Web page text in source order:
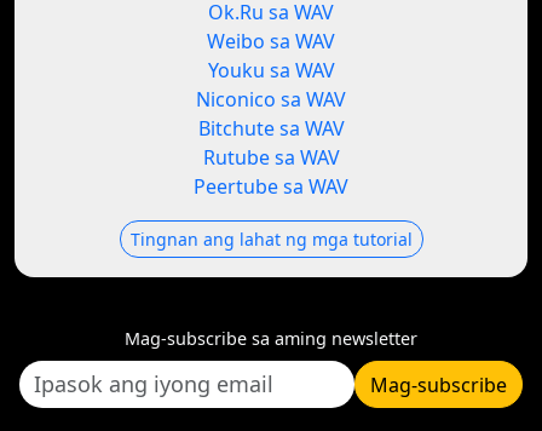
Ok.Ru sa WAV
Weibo sa WAV
Youku sa WAV
Niconico sa WAV
Bitchute sa WAV
Rutube sa WAV
Peertube sa WAV
Tingnan ang lahat ng mga tutorial
Mag-subscribe sa aming newsletter
Mag-subscribe